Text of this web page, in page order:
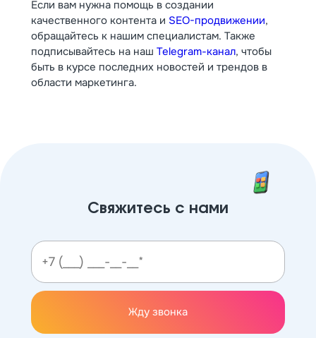
Если вам нужна помощь в создании
качественного контента и SEO-продвижении,
обращайтесь к нашим специалистам. Также
подписывайтесь на наш Telegram-канал, чтобы
быть в курсе последних новостей и трендов в
области маркетинга.
Свяжитесь с нами
Жду звонка